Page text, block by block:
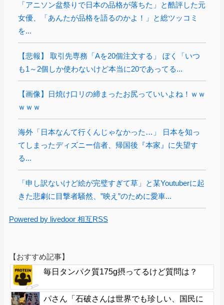
「アニソン盆祭りで日本の品格が落ちた」と酷評した元
女優、「あんたが品格を語るのかよ！」と総ツッコミ
を...
【悲報】 取引先専務「Aを20個注文する」 ぼく「いつ
も1～2個しか使わないけど本当に20であってる...
【画像】日焼け口リの締まったお尻っていいよね！ｗｗ
ｗｗｗ
海外「日本なんて行くんじゃなかった…」 日本を知っ
てしまったディズニー信者、帰国後『本家』に失望す
る...
「申し訳ないけど絵が完璧すぎて草」と某Youtuberに起
きた悲劇に目撃者騒然、”映え”のために愛車...
Powered by livedoor 相互RSS
【おすすめ記事】
毎日タンパク質175g摂ってるけど質問は？
パさん「石破さんは世界でも珍しい、国民に